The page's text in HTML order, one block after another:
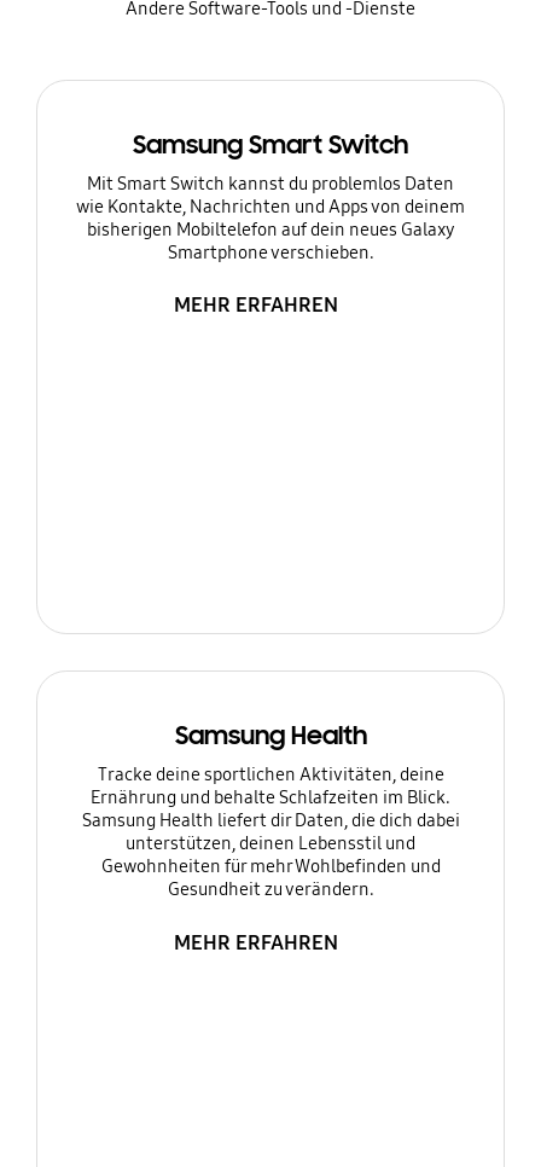
Andere Software-Tools und -Dienste
Samsung Smart Switch
Mit Smart Switch kannst du problemlos Daten
wie Kontakte, Nachrichten und Apps von deinem
bisherigen Mobiltelefon auf dein neues Galaxy
Smartphone verschieben.
MEHR ERFAHREN
Samsung Health
Tracke deine sportlichen Aktivitäten, deine
Ernährung und behalte Schlafzeiten im Blick.
Samsung Health liefert dir Daten, die dich dabei
unterstützen, deinen Lebensstil und
Gewohnheiten für mehr Wohlbefinden und
Gesundheit zu verändern.
MEHR ERFAHREN